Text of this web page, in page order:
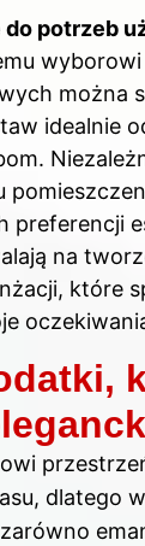
potrzeb
można
idealnie
preferencji
na
które
dlatego